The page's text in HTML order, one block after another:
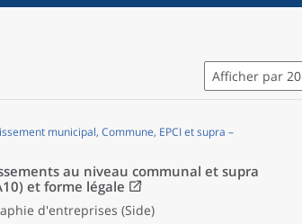
Afficher par 20
municipal, Commune, EPCI et supra –
au niveau communal et supra
et forme légale
d'entreprises (Side)